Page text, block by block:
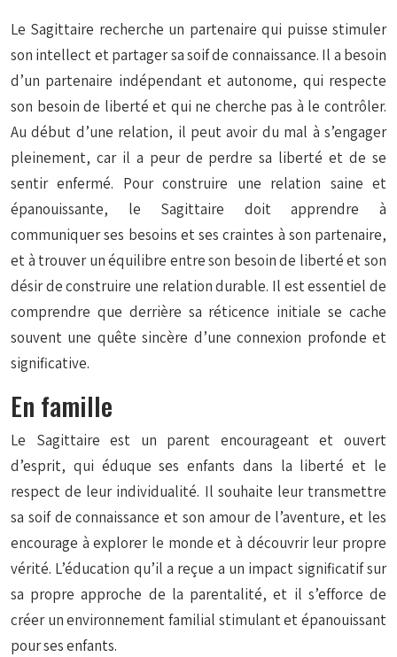
Le Sagittaire recherche un partenaire qui puisse stimuler
son intellect et partager sa soif de connaissance. Il a besoin
d’un partenaire indépendant et autonome, qui respecte
son besoin de liberté et qui ne cherche pas à le contrôler.
Au début d’une relation, il peut avoir du mal à s’engager
pleinement, car il a peur de perdre sa liberté et de se
sentir enfermé. Pour construire une relation saine et
épanouissante, le Sagittaire doit apprendre à
communiquer ses besoins et ses craintes à son partenaire,
et à trouver un équilibre entre son besoin de liberté et son
désir de construire une relation durable. Il est essentiel de
comprendre que derrière sa réticence initiale se cache
souvent une quête sincère d’une connexion profonde et
significative.
En famille
Le Sagittaire est un parent encourageant et ouvert
d’esprit, qui éduque ses enfants dans la liberté et le
respect de leur individualité. Il souhaite leur transmettre
sa soif de connaissance et son amour de l’aventure, et les
encourage à explorer le monde et à découvrir leur propre
vérité. L’éducation qu’il a reçue a un impact significatif sur
sa propre approche de la parentalité, et il s’efforce de
créer un environnement familial stimulant et épanouissant
pour ses enfants.